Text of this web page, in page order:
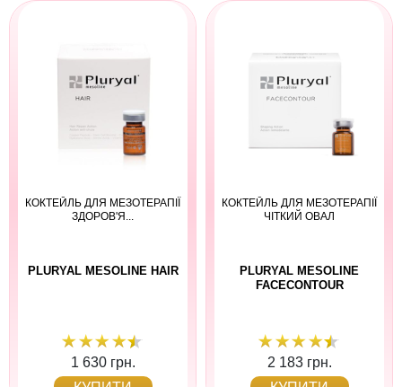
КОКТЕЙЛЬ ДЛЯ МЕЗОТЕРАПІЇ
ЗДОРОВ'Я...
PLURYAL MESOLINE HAIR
1 630 грн.
КОКТЕЙЛЬ ДЛЯ МЕЗОТЕРАПІЇ
ЧІТКИЙ ОВАЛ
PLURYAL MESOLINE
FACECONTOUR
2 183 грн.